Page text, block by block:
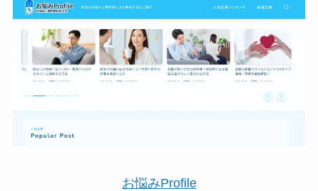
お悩みProfile